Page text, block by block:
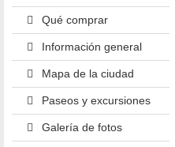
Qué comprar
Información general
Mapa de la ciudad
Paseos y excursiones
Galería de fotos